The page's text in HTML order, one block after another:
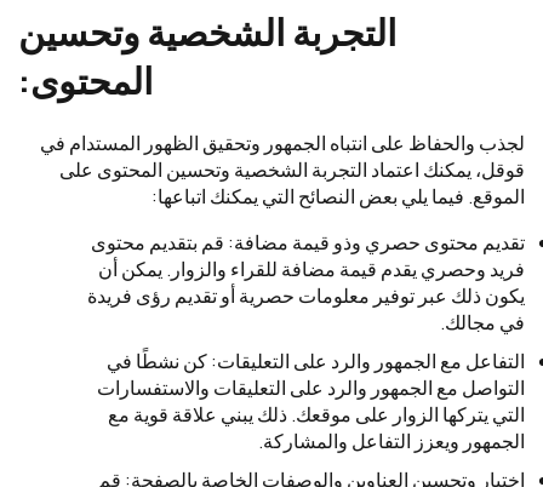
التجربة الشخصية وتحسين
المحتوى:
لجذب والحفاظ على انتباه الجمهور وتحقيق الظهور المستدام في
قوقل، يمكنك اعتماد التجربة الشخصية وتحسين المحتوى على
الموقع. فيما يلي بعض النصائح التي يمكنك اتباعها:
تقديم محتوى حصري وذو قيمة مضافة: قم بتقديم محتوى
فريد وحصري يقدم قيمة مضافة للقراء والزوار. يمكن أن
يكون ذلك عبر توفير معلومات حصرية أو تقديم رؤى فريدة
في مجالك.
التفاعل مع الجمهور والرد على التعليقات: كن نشطًا في
التواصل مع الجمهور والرد على التعليقات والاستفسارات
التي يتركها الزوار على موقعك. ذلك يبني علاقة قوية مع
الجمهور ويعزز التفاعل والمشاركة.
اختبار وتحسين العناوين والوصفات الخاصة بالصفحة: قم